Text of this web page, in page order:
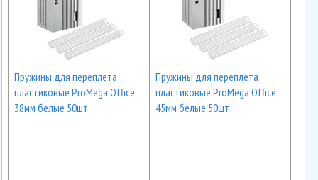
Пружины для переплета
пластиковые ProMega Office
38мм белые 50шт
Пружины для переплета
пластиковые ProMega Office
45мм белые 50шт